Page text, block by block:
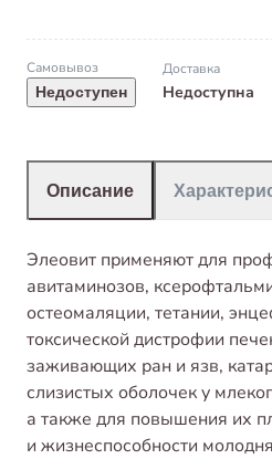
Самовывоз
Недоступен
Доставка
Недоступна
Описание
Элеовит применяют для
авитаминозов,
остеомаляции, тетании,
токсической дистрофии
заживающих ран и язв,
слизистых оболочек у
а также для повышения их
и жизнеспособности